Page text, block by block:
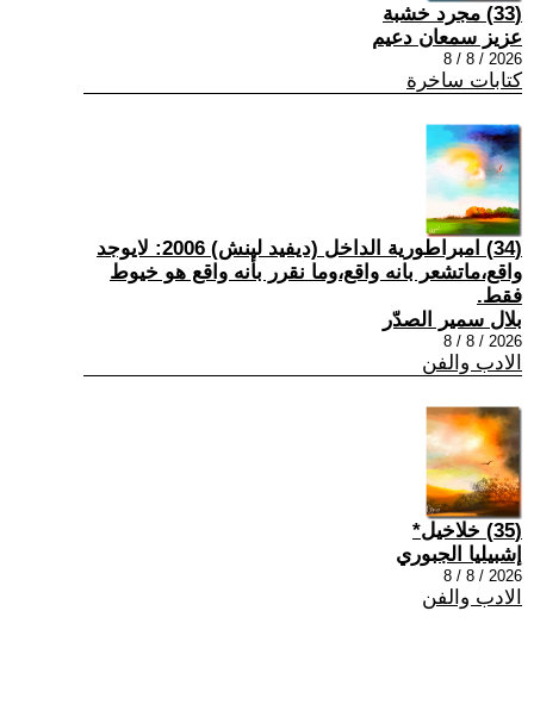
(33) مجرد خشبة
عزيز سمعان دعيم
2026 / 8 / 8
كتابات ساخرة
(34) امبراطورية الداخل (ديفيد لينش) 2006: لايوجد
واقع،ماتشعر بانه واقع،وما نقرر بأنه واقع هو خيوط
فقط.
بلال سمير الصدّر
2026 / 8 / 8
الادب والفن
(35) خلاخيل*
إشبيليا الجبوري
2026 / 8 / 8
الادب والفن